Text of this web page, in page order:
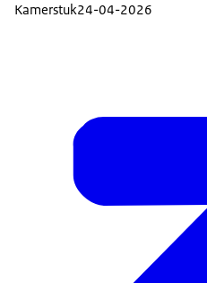
Kamerstuk24-04-2026